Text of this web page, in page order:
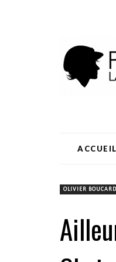
ACCUEIL
OLIVIER BOUCARD